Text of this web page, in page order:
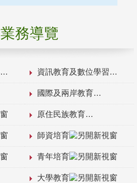
業務導覽
資訊教育及數位學習
國際及兩岸教育
原住民族教育
師資培育
青年培育
大學教育